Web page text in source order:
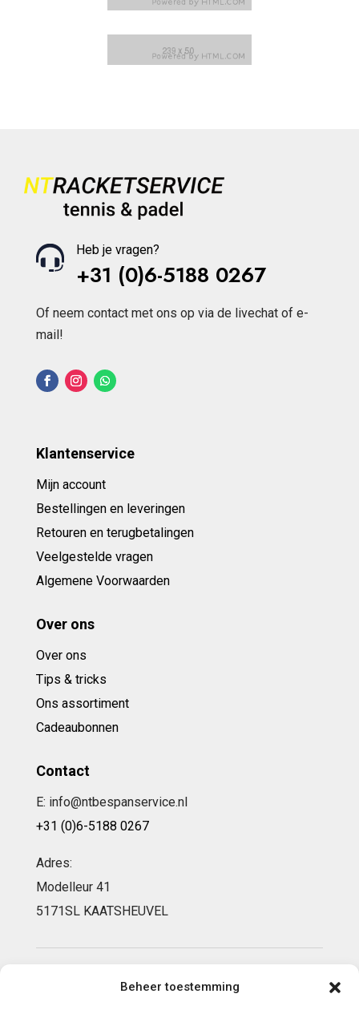
Beheer toestemming
Heb je vragen?
+31 (0)6-5188 0267
Of neem contact met ons op via de livechat of e-
mail!
Klantenservice
Mijn account
Bestellingen en leveringen
Retouren en terugbetalingen
Veelgestelde vragen
Algemene Voorwaarden
Over ons
Over ons
Tips & tricks
Ons assortiment
Cadeaubonnen
Contact
E: info@ntbespanservice.nl
+31 (0)6-5188 0267
Adres:
Modelleur 41
5171SL KAATSHEUVEL